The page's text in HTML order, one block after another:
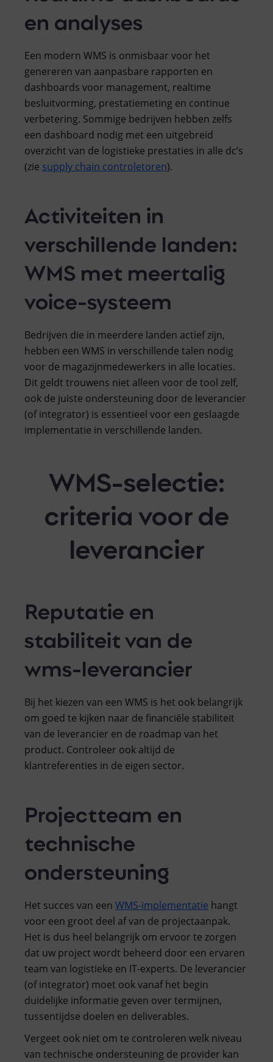
en analyses
Een modern WMS is onmisbaar voor het
genereren van aanpasbare rapporten en
dashboards voor management, realtime
besluitvorming, prestatiemeting en continue
verbetering. Sommige bedrijven hebben zelfs
een dashboard nodig met een uitgebreid
overzicht van de logistieke prestaties in alle dc’s
(zie supply chain controletoren).
Activiteiten in
verschillende landen:
WMS met meertalig
voice-systeem
Bedrijven die in meerdere landen actief zijn,
hebben een WMS in verschillende talen nodig
voor de magazijnmedewerkers in alle locaties.
Dit geldt trouwens niet alleen voor de tool zelf,
ook de juiste ondersteuning door de leverancier
(of integrator) is essentieel voor een geslaagde
implementatie in verschillende landen.
WMS-selectie:
criteria voor de
leverancier
Reputatie en
stabiliteit van de
wms-leverancier
Bij het kiezen van een WMS is het ook belangrijk
om goed te kijken naar de financiële stabiliteit
van de leverancier en de roadmap van het
product. Controleer ook altijd de
klantreferenties in de eigen sector.
Projectteam en
technische
ondersteuning
Het succes van een WMS-implementatie hangt
voor een groot deel af van de projectaanpak.
Het is dus heel belangrijk om ervoor te zorgen
dat uw project wordt beheerd door een ervaren
team van logistieke en IT-experts. De leverancier
(of integrator) moet ook vanaf het begin
duidelijke informatie geven over termijnen,
tussentijdse doelen en deliverables.
Vergeet ook niet om te controleren welk niveau
van technische ondersteuning de provider kan